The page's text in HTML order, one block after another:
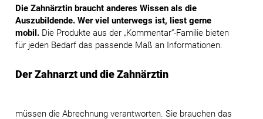
Die Zahnärztin braucht anderes Wissen als die
Auszubildende. Wer viel unterwegs ist, liest gerne
mobil. Die Produkte aus der „Kommentar“-Familie bieten
für jeden Bedarf das passende Maß an Informationen.
Der Zahnarzt und die Zahnärztin
müssen die Abrechnung verantworten. Sie brauchen das